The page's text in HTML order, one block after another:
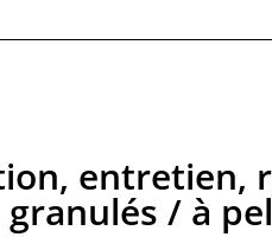
entretien,
granulés / à